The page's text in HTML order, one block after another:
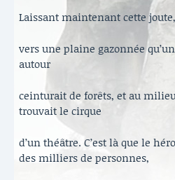
Laissant maintenant cette joute,
vers une plaine gazonnée
autour
ceinturait de forêts, et au
trouvait le cirque
d’un théâtre. C’est là que le
des milliers de personnes,